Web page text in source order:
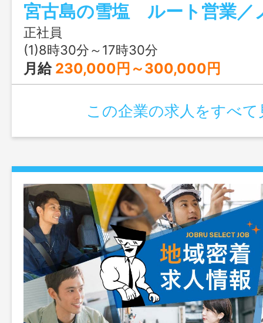
う ＞新商品・サービスの提案など、取
プにつながる 提案など行う 伝票
品準備等パソコンで行う業務もありま
古島内全域のホテル、土産店、飲食店、
＊業務内容変更範囲：変更なし（本人希
宮古島の雪塩 ルート営業／
正社員
(1)8時30分～17時30分
月給 230,000円～300,000円
この企業の求人をすべて